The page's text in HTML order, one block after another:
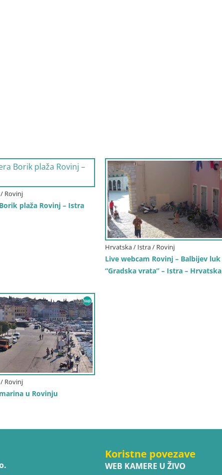
Rovinj
plaža Rovinj – Istra
Hrvatska / Istra / Rovinj
Live webcam Rovinj – Balbijev luk
“Gradska vrata” – Istra – Hrvatska
Rovinj
u Rovinju
Koristne povezave
WEB KAMERE U ŽIVO